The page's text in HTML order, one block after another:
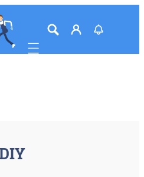
Mobile navigation